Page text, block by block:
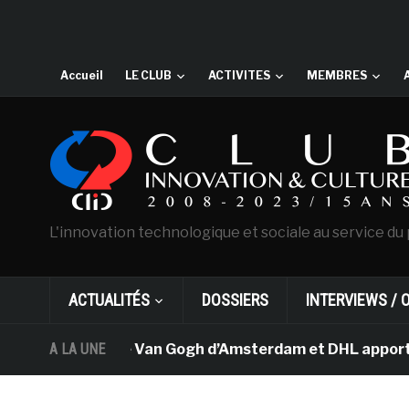
Accueil LE CLUB ACTIVITES MEMBRES
L'innovation technologique et sociale au service
ACTUALITÉS DOSSIERS INTERVIEWS /
A LA UNE
Le musée Van Gogh d’Amsterdam et DHL